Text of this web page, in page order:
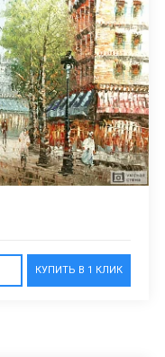
КУПИТЬ В 1 КЛИК